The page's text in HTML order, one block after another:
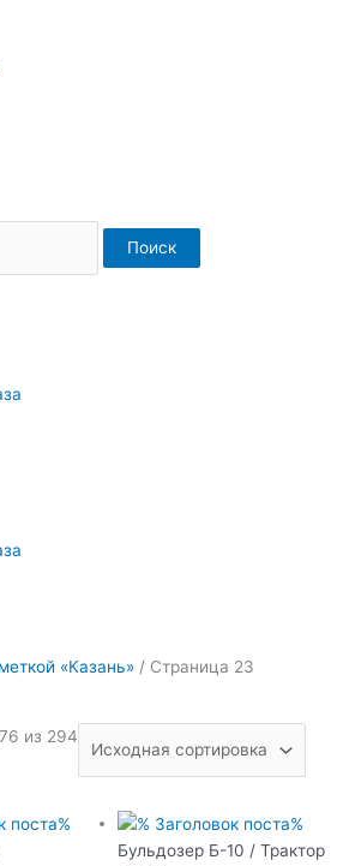
Поиск
«Казань» / Страница 23
из 294
Бульдозер Б-10 / Трактор